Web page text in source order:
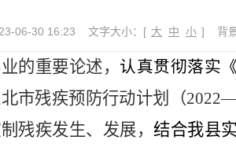
06-30 16:23 文字大小：[ 大 中 小 ] 背
的重要论述， 认真贯彻落实
市残疾预防行动计划（
残疾发生、发展，结合我县